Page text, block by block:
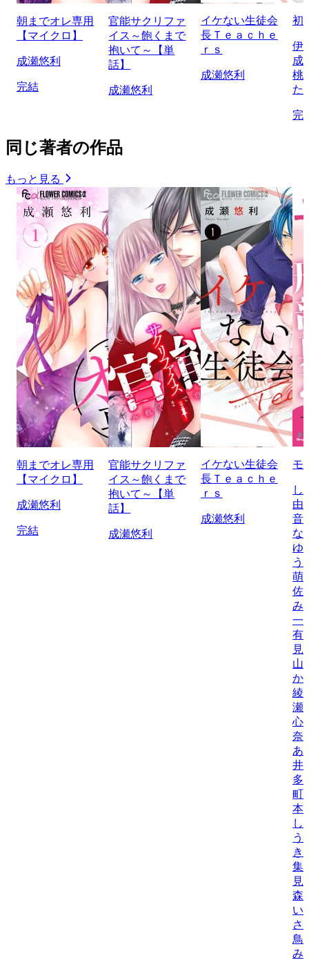
朝までオレ専用
【マイクロ】
成瀬悠利
完結
官能サクリファ
イス～飽くまで
抱いて～【単
話】
成瀬悠利
イケない生徒会
長Ｔｅａｃｈｅ
ｒｓ
成瀬悠利
初
伊
成
桃
た
完
同じ著者の作品
もっと見る
朝までオレ専用
【マイクロ】
成瀬悠利
完結
官能サクリファ
イス～飽くまで
抱いて～【単
話】
成瀬悠利
イケない生徒会
長Ｔｅａｃｈｅ
ｒｓ
成瀬悠利
モ
し
由
音
な
ゆ
う
萌
佐
み
一
有
見
山
か/
綾
瀬
心
奈/
あ
井
多
町
本
し
う
き
集
見
森
い
さ
鳥
み/